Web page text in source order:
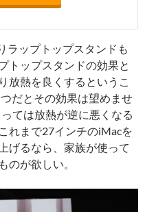
ラップトップスタンドも
トップスタンドの効果と
放熱を良くするというこ
だとその効果は望めませ
ては放熱が逆に悪くなる
れまで27インチのiMacを
げるなら、家族が使って
のが欲しい。